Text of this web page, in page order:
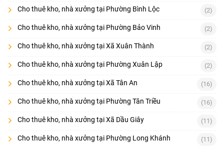
Cho thuê kho, nhà xưởng tại Phường Bình Lộc (2)
Cho thuê kho, nhà xưởng tại Phường Bảo Vinh (2)
Cho thuê kho, nhà xưởng tại Xã Xuân Thành (2)
Cho thuê kho, nhà xưởng tại Phường Xuân Lập (2)
Cho thuê kho, nhà xưởng tại Xã Tân An (16)
Cho thuê kho, nhà xưởng tại Phường Tân Triều (16)
Cho thuê kho, nhà xưởng tại Xã Dầu Giây (11)
Cho thuê kho, nhà xưởng tại Phường Long Khánh (11)